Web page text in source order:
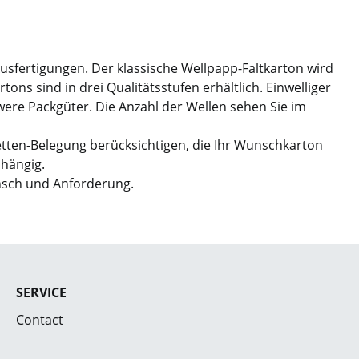
Der klassische Wellpapp-Faltkarton wird
sind in drei Qualitätsstufen erhältlich. Einwelliger
Packgüter. Die Anzahl der Wellen sehen Sie im
Belegung berücksichtigen, die Ihr Wunschkarton
und Anforderung.
SERVICE
Contact